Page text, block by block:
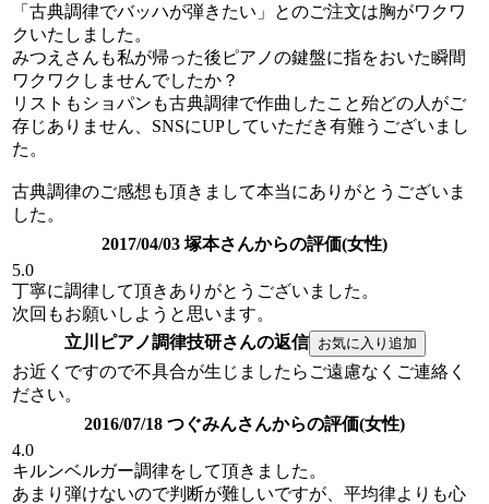
「古典調律でバッハが弾きたい」とのご注文は胸がワクワ
クいたしました。
みつえさんも私が帰った後ピアノの鍵盤に指をおいた瞬間
ワクワクしませんでしたか？
リストもショパンも古典調律で作曲したこと殆どの人がご
存じありません、SNSにUPしていただき有難うございまし
た。
古典調律のご感想も頂きまして本当にありがとうございま
した。
2017/04/03 塚本さんからの評価(女性)
5.0
丁寧に調律して頂きありがとうございました。
次回もお願いしようと思います。
立川ピアノ調律技研さんの返信
お近くですので不具合が生じましたらご遠慮なくご連絡く
ださい。
2016/07/18 つぐみんさんからの評価(女性)
4.0
キルンベルガー調律をして頂きました。
あまり弾けないので判断が難しいですが、平均律よりも心